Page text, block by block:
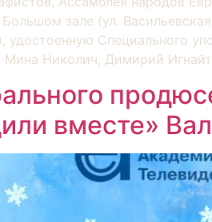
зале (ул.
удостоенную Специального
Николич, Димирий
вместе»